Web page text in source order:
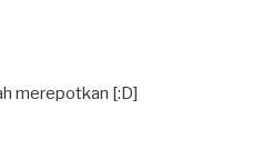
merepotkan [:D]